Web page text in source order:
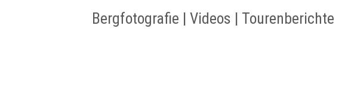
Bergfotografie | Videos | Tourenberichte